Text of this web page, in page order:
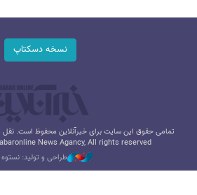
نسخه دسکتاپ
تمامی حقوق این سایت برای خبرآنلاین محفوظ است. نقل
News Agancy, All rights reserved
طراحی و تولید: نستوه